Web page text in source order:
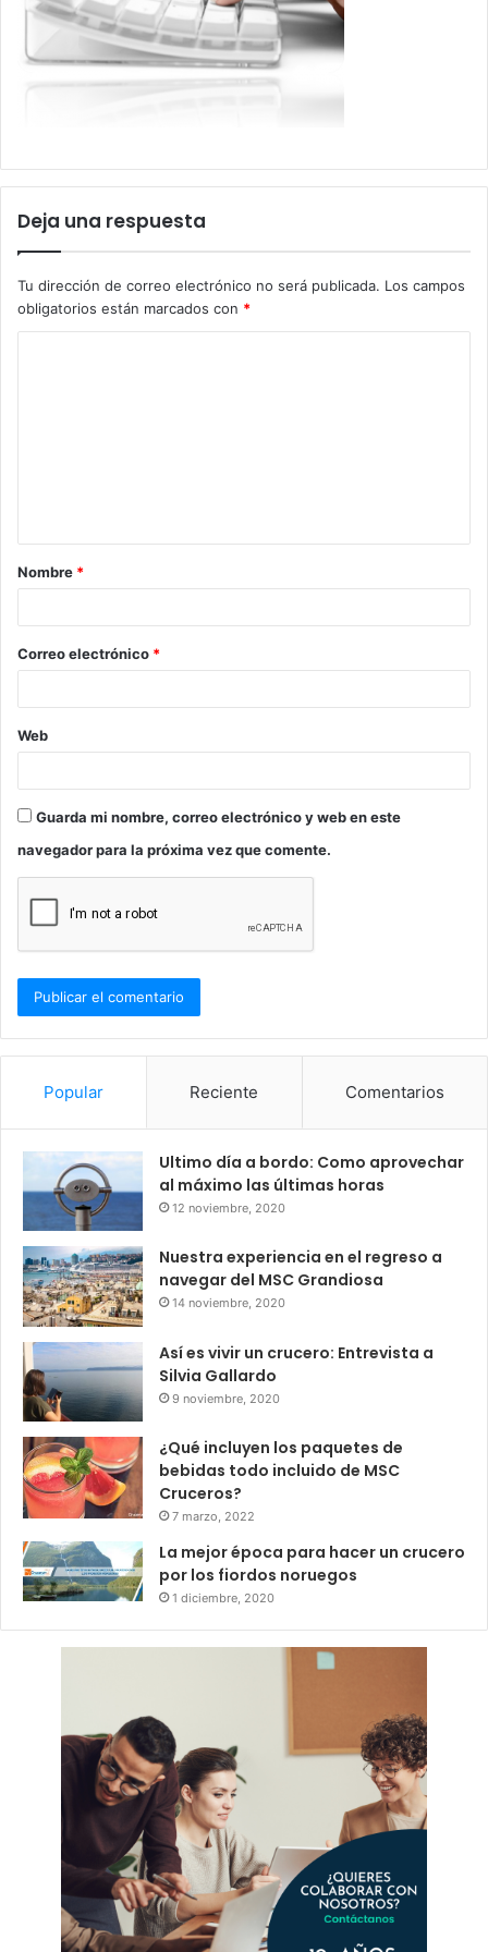
Deja una respuesta
Tu dirección de correo electrónico no será publicada. Los campos
obligatorios están marcados con *
a
r
*
Nombre *
Correo electrónico *
Web
Guarda mi nombre, correo electrónico y web en este
navegador para la próxima vez que comente.
Popular Reciente Comentarios
Ultimo día a bordo: Como aprovechar
al máximo las últimas horas
12 noviembre, 2020
Nuestra experiencia en el regreso a
navegar del MSC Grandiosa
14 noviembre, 2020
Así es vivir un crucero: Entrevista a
Silvia Gallardo
9 noviembre, 2020
¿Qué incluyen los paquetes de
bebidas todo incluido de MSC
Cruceros?
7 marzo, 2022
La mejor época para hacer un crucero
por los fiordos noruegos
1 diciembre, 2020